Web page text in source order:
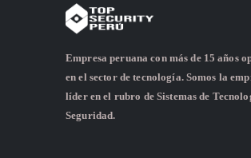
Empresa peruana con más de 15 años
en el sector de tecnología. Somos la
líder en el rubro de Sistemas de
Seguridad.